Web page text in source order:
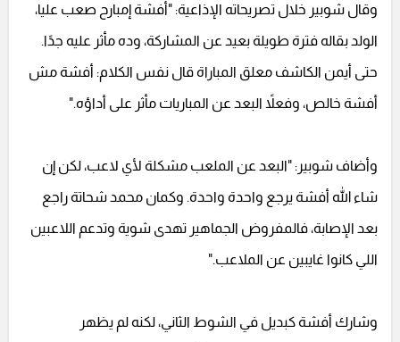
وقال شوبير خلال تصريحاته الإذاعية: "أفشة إمبارح صعب عليا،
الولد بقاله فترة طويلة بعيد عن المشاركة، وده مأثر عليه جدًا.
حتى أيمن الكاشف معلق المباراة قال نفس الكلام: أفشة مش
أفشة خالص، وفعلاً البعد عن المباريات مأثر على أداؤه."
وأضاف شوبير: "البعد عن الملعب مشكلة لأي لاعب، لكن إن
شاء الله أفشة يرجع واحدة واحدة. وكمان محمد شحاتة راجع
بعد الإصابة، فالمفروض الجماهير تهدى شوية وتدعم اللاعبين
اللي كانوا غايبين عن الملاعب."
وشارك أفشة كبديل في الشوط الثاني، لكنه لم يظهر